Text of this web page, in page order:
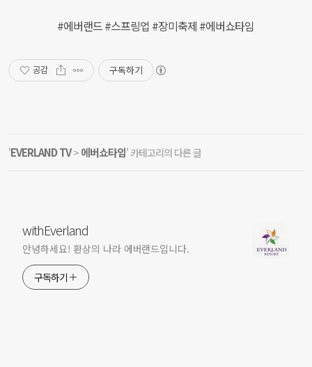
#에버랜드 #스프링업 #장미축제 #에버쇼타임
공감 구독하기
'EVERLAND TV> 에버쇼타임' 카테고리의 다른 글
withEverland
안녕하세요! 환상의 나라 에버랜드입니다.
구독하기